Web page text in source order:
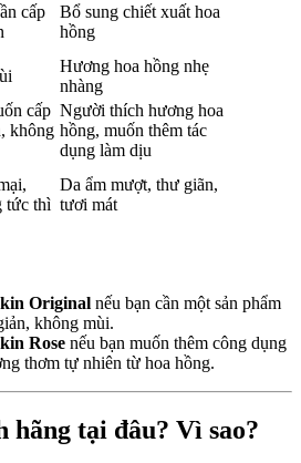
cấp
Bổ sung chiết xuất hoa
hồng
Hương hoa hồng nhẹ
nhàng
cấp
không
Người thích hương hoa
hồng, muốn thêm tác
dụng làm dịu
tức thì
Da ẩm mượt, thư giãn,
tươi mát
Original nếu bạn cần một sản phẩm
không mùi.
Rose nếu bạn muốn thêm công dụng
thơm tự nhiên từ hoa hồng.
hãng tại đâu? Vì sao?